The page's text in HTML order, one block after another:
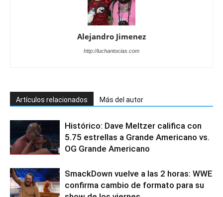
Alejandro Jimenez
http://luchantocias.com
Artículos relacionados Más del autor
Histórico: Dave Meltzer califica con
5.75 estrellas a Grande Americano vs.
OG Grande Americano
SmackDown vuelve a las 2 horas: WWE
confirma cambio de formato para su